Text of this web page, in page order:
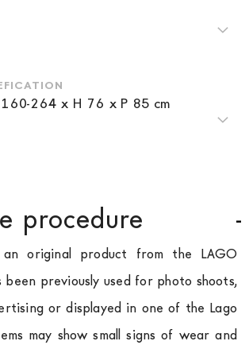
264 x H 76 x P 85 cm
procedure
original product from the LAGO
been previously used for photo shoots,
or displayed in one of the Lago
may show small signs of wear and